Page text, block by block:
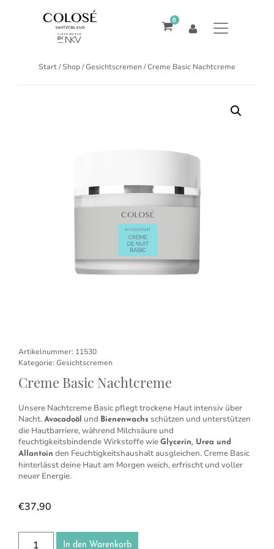
0
Start/Shop/Gesichtscremen/ Creme Basic Nachtcreme
Artikelnummer: 11530
Kategorie: Gesichtscremen
Creme Basic Nachtcreme
Unsere Nachtcreme Basic pflegt trockene Haut intensiv über
Nacht. Avocadoöl und Bienenwachs schützen und unterstützen
die Hautbarriere, während Milchsäure und
feuchtigkeitsbindende Wirkstoffe wie Glycerin, Urea und
Allantoin den Feuchtigkeitshaushalt ausgleichen. Creme Basic
hinterlässt deine Haut am Morgen weich, erfrischt und voller
neuer Energie.
€37,90
Creme Basic Nachtcreme Menge
In den Warenkorb